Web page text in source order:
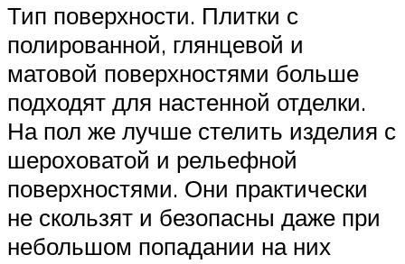
Тип поверхности. Плитки с
полированной, глянцевой и
матовой поверхностями больше
подходят для настенной отделки.
На пол же лучше стелить изделия с
шероховатой и рельефной
поверхностями. Они практически
не скользят и безопасны даже при
небольшом попадании на них